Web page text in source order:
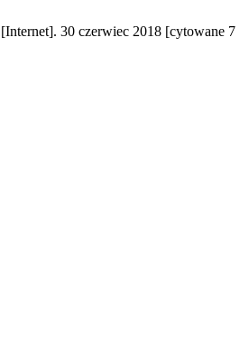
30 czerwiec 2018 [cytowane 7